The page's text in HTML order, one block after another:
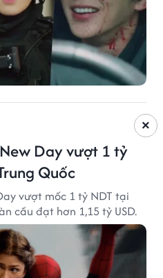
Day vượt 1 tỷ
Quốc
vượt mốc 1 tỷ NDT tại
cầu đạt hơn 1,15 tỷ USD.
×